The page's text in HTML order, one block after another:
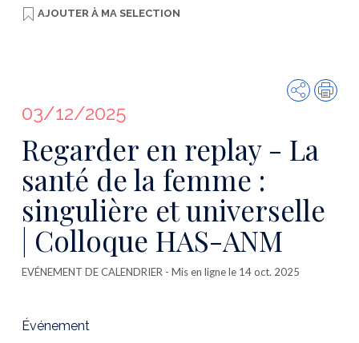
AJOUTER À MA SELECTION
Partager
03/12/2025
Regarder en replay - La
santé de la femme :
singulière et universelle
| Colloque HAS-ANM
EVÉNEMENT DE CALENDRIER - Mis en ligne le 14 oct. 2025
Événement